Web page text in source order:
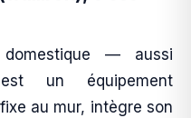
— aussi
un équipement
au mur, intègre son